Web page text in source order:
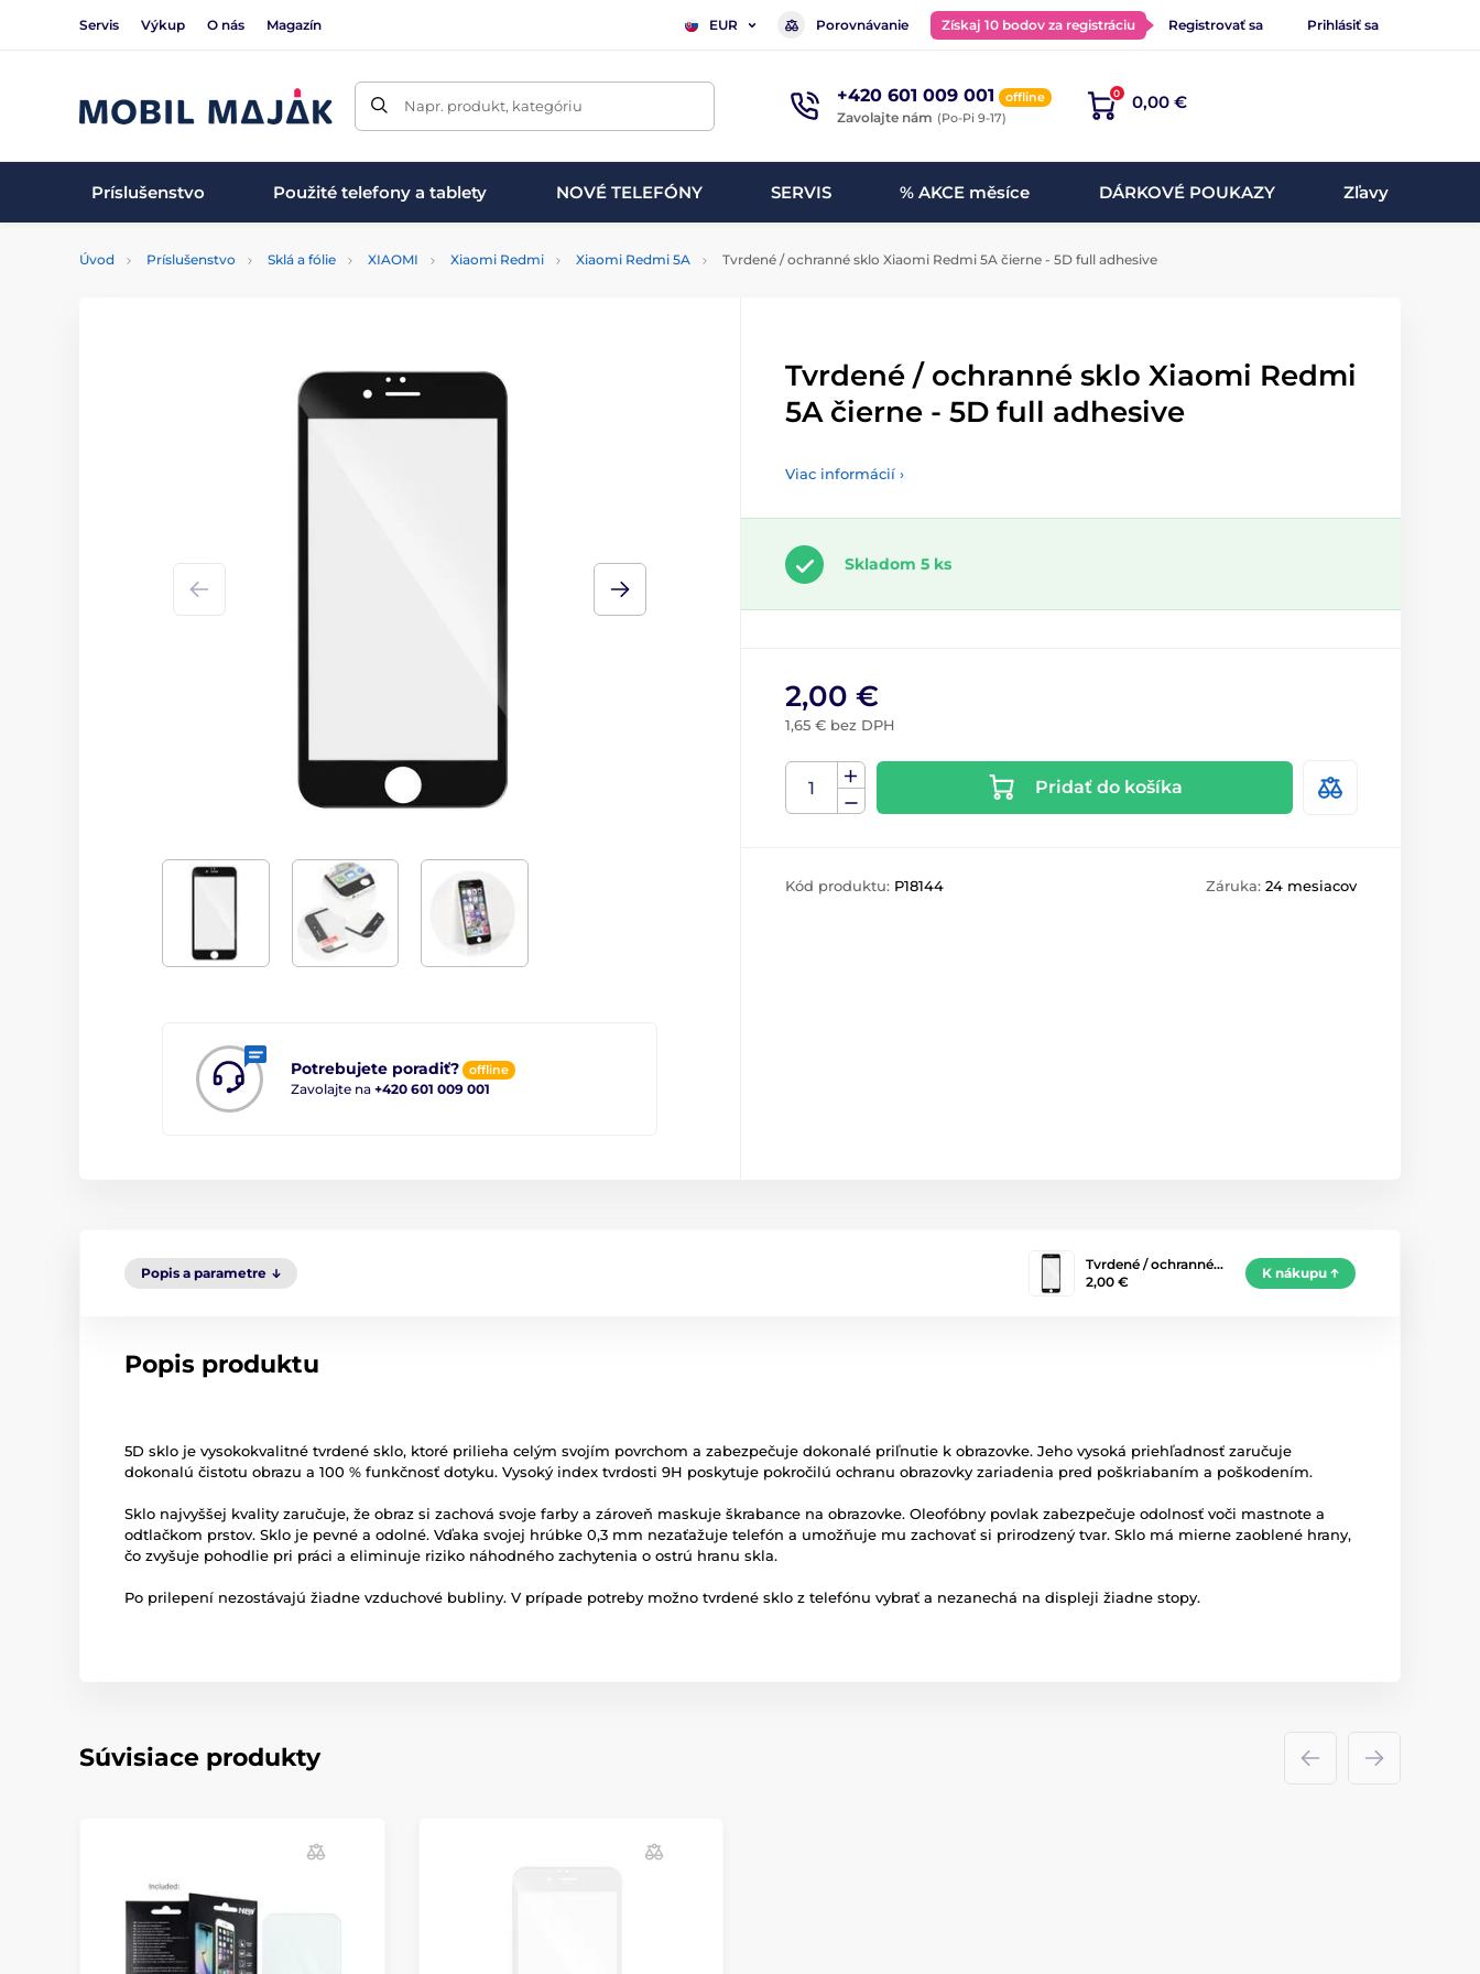
Servis Výkup O nás Magazín EUR Porovnávanie Získaj 10 bodov za registráciu Registrovať sa Prihlásiť sa
Napr. produkt, kategóriu +420 601 009 001 offline
Zavolajte nám (Po-Pi 9-17)
0 0,00 €
Príslušenstvo Použité telefony a tablety NOVÉ TELEFÓNY SERVIS % AKCE měsíce DÁRKOVÉ POUKAZY Zľavy
Úvod Príslušenstvo Sklá a fólie XIAOMI Xiaomi Redmi Xiaomi Redmi 5A Tvrdené / ochranné sklo Xiaomi Redmi 5A čierne - 5D full adhesive
Potrebujete poradiť? offline
Zavolajte na +420 601 009 001
Tvrdené / ochranné sklo Xiaomi Redmi
5A čierne - 5D full adhesive
Viac informácií ›
Skladom 5 ks
2,00 €
1,65 € bez DPH
Pridať do košíka
Kód produktu: P18144 Záruka: 24 mesiacov
Popis a parametre
Tvrdené / ochranné…
2,00 €
K nákupu
Popis produktu
5D sklo je vysokokvalitné tvrdené sklo, ktoré prilieha celým svojím povrchom a zabezpečuje dokonalé priľnutie k obrazovke. Jeho vysoká priehľadnosť zaručuje
dokonalú čistotu obrazu a 100 % funkčnosť dotyku. Vysoký index tvrdosti 9H poskytuje pokročilú ochranu obrazovky zariadenia pred poškriabaním a poškodením.
Sklo najvyššej kvality zaručuje, že obraz si zachová svoje farby a zároveň maskuje škrabance na obrazovke. Oleofóbny povlak zabezpečuje odolnosť voči mastnote a
odtlačkom prstov. Sklo je pevné a odolné. Vďaka svojej hrúbke 0,3 mm nezaťažuje telefón a umožňuje mu zachovať si prirodzený tvar. Sklo má mierne zaoblené hrany,
čo zvyšuje pohodlie pri práci a eliminuje riziko náhodného zachytenia o ostrú hranu skla.
Po prilepení nezostávajú žiadne vzduchové bubliny. V prípade potreby možno tvrdené sklo z telefónu vybrať a nezanechá na displeji žiadne stopy.
Súvisiace produkty